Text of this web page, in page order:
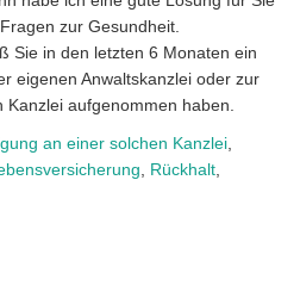
zur Gesundheit.
Sie in den letzten 6 Monaten ein
eigenen Anwaltskanzlei oder zur
aufgenommen haben.
an einer solchen Kanzlei
Rückhalt